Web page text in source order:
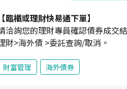
【臨櫃或理財快易通下單】
洽詢您的理財專員確認債券成交
財>海外債 >委託查詢/取消。
財富管理 海外債券